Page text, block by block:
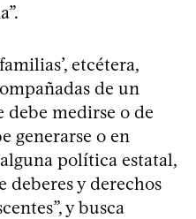
etcétera,
de un
debe medirse o de
generarse o en
política estatal,
deberes y derechos
y busca